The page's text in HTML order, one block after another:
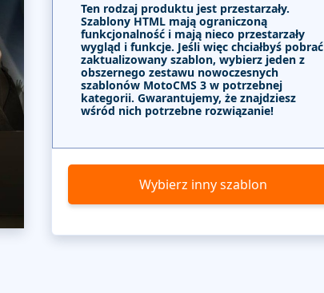
Ten rodzaj produktu jest przestarzały.
Szablony HTML mają ograniczoną
funkcjonalność i mają nieco przestarzały
wygląd i funkcje. Jeśli więc chciałbyś pobrać
zaktualizowany szablon, wybierz jeden z
obszernego zestawu nowoczesnych
szablonów MotoCMS 3 w potrzebnej
kategorii. Gwarantujemy, że znajdziesz
wśród nich potrzebne rozwiązanie!
Wybierz inny szablon